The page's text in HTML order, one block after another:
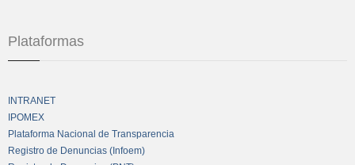
Plataformas
INTRANET
IPOMEX
Plataforma Nacional de Transparencia
Registro de Denuncias (Infoem)